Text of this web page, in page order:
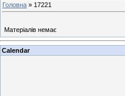
Головна » 17221
Матеріалів немає
Calendar